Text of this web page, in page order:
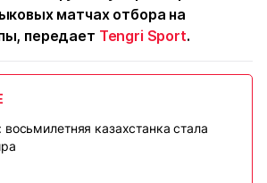
матчах отбора на
передает Tengri Sport.
казахстанка стала